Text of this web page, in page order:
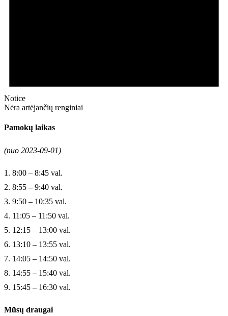
Notice
Nėra artėjančių renginiai
Pamokų laikas
(nuo 2023-09-01)
1. 8:00 – 8:45 val.
2. 8:55 – 9:40 val.
3. 9:50 – 10:35 val.
4. 11:05 – 11:50 val.
5. 12:15 – 13:00 val.
6. 13:10 – 13:55 val.
7. 14:05 – 14:50 val.
8. 14:55 – 15:40 val.
9. 15:45 – 16:30 val.
Mūsų draugai